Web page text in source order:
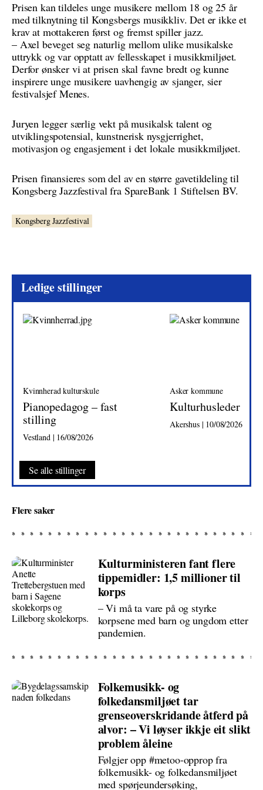
Prisen kan tildeles unge musikere mellom 18 og 25 år
med tilknytning til Kongsbergs musikkliv. Det er ikke et
krav at mottakeren først og fremst spiller jazz.
– Axel beveget seg naturlig mellom ulike musikalske
uttrykk og var opptatt av fellesskapet i musikkmiljøet.
Derfor ønsker vi at prisen skal favne bredt og kunne
inspirere unge musikere uavhengig av sjanger, sier
festivalsjef Menes.
Juryen legger særlig vekt på musikalsk talent og
utviklingspotensial, kunstnerisk nysgjerrighet,
motivasjon og engasjement i det lokale musikkmiljøet.
Prisen finansieres som del av en større gavetildeling til
Kongsberg Jazzfestival fra SpareBank 1 Stiftelsen BV.
Kongsberg Jazzfestival
Ledige stillinger
Kvinnherad kulturskule
Pianopedagog – fast
stilling
Vestland | 16/08/2026
Asker kommune
Kulturhusleder
Akershus | 10/08/2026
Se alle stillinger
Flere saker
Kulturministeren fant flere
tippemidler: 1,5 millioner til
korps
– Vi må ta vare på og styrke
korpsene med barn og ungdom etter
pandemien.
Folkemusikk- og
folkedansmiljøet tar
grenseoverskridande åtferd på
alvor: – Vi løyser ikkje eit slikt
problem åleine
Følgjer opp #metoo-opprop fra
folkemusikk- og folkedansmiljøet
med spørjeundersøking,